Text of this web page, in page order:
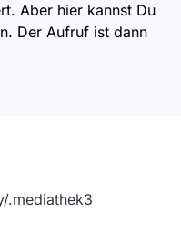
Aber hier kannst Du
Der Aufruf ist dann
.mediathek3